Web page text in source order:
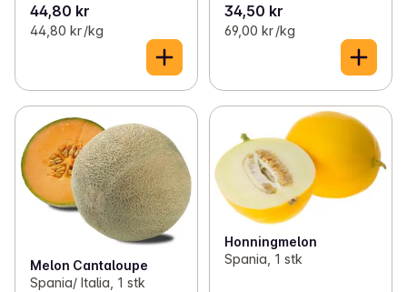
44,80 kr
44,80 kr /kg
34,50 kr
69,00 kr /kg
Melon Cantaloupe
Spania/ Italia, 1 stk
Honningmelon
Spania, 1 stk